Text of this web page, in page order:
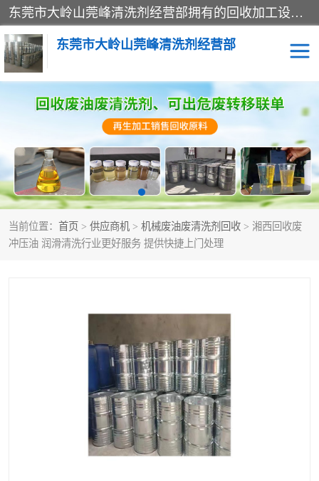
东莞市大岭山莞峰清洗剂经营部拥有的回收加工设备，大量废油回收、废清洗剂回收、废溶剂油回收、机械废油废清洗剂回收、废碳氢回收、碳氢液压油回收、碳氢二氯回收等废清洗剂处理；我们只是提供废旧化工原料的循环使用存放点，执行正规的存放，有正规的回收资质处理。同时我们公司批发零售回收级清洗剂，脱模油再生基础油，质量保证。
东莞市大岭山莞峰清洗剂经营部
当前位置： 首页 > 供应商机 > 机械废油废清洗剂回收 > 湘西回收废
冲压油 润滑清洗行业更好服务 提供快捷上门处理
废清洗剂回收
废溶剂油回收 机械废油废清洗剂回收
废碳氢回收 碳氢液压油回收
碳氢二氯回收 回收废三四氯乙烯
上门回收废清洗剂